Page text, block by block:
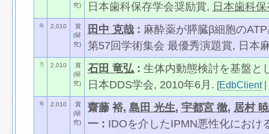
究)
日本歯科保存学会奨励賞, 日本歯科
6) 2,010
賞
(研
究)
田中 克哉: 麻酔薬が膵臓β細胞の
第57回学術集会 最優秀演題賞, 日本
7) 2,010
賞
(研
究)
石田 竜弘: 生体内動態検討を基盤と
日本DDS学会, 2010年6月. [EdbClient|
8) 2,010
賞
(研
究)
齋藤 裕, 島田 光生, 宇都宮 徹, 居村 暁
一 : IDOを介したIPMN悪性化におけ